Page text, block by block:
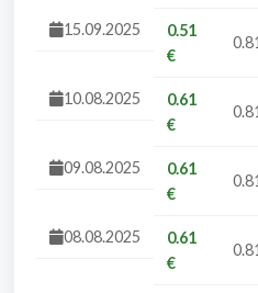
15.09.2025
0.51
€
10.08.2025
0.61
€
09.08.2025
0.61
€
08.08.2025
0.61
€